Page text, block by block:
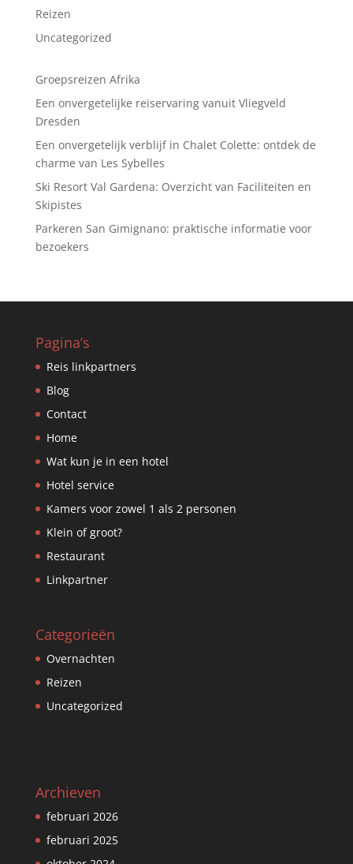
Reizen
Uncategorized
Groepsreizen Afrika
Een onvergetelijke reiservaring vanuit Vliegveld
Dresden
Een onvergetelijk verblijf in Chalet Colette: ontdek de
charme van Les Sybelles
Ski Resort Val Gardena: Overzicht van Faciliteiten en
Skipistes
Parkeren San Gimignano: praktische informatie voor
bezoekers
Pagina’s
Reis linkpartners
Blog
Contact
Home
Wat kun je in een hotel
Hotel service
Kamers voor zowel 1 als 2 personen
Klein of groot?
Restaurant
Linkpartner
Categorieën
Overnachten
Reizen
Uncategorized
Archieven
februari 2026
februari 2025